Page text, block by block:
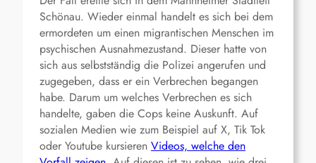
Schönau. Wieder einmal handelt es sich bei dem
ermordeten um einen migrantischen Menschen im
psychischen Ausnahmezustand. Dieser hatte von
sich aus selbstständig die Polizei angerufen und
zugegeben, dass er ein Verbrechen begangen
habe. Darum um welches Verbrechen es sich
handelte, gaben die Cops keine Auskunft. Auf
sozialen Medien wie zum Beispiel auf X, Tik Tok
oder Youtube kursieren Videos, welche den